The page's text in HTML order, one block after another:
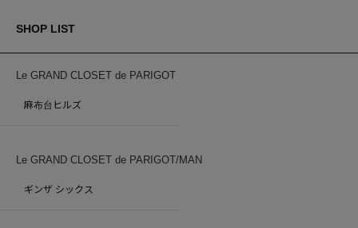
SHOP LIST
Le GRAND CLOSET de PARIGOT
麻布台ヒルズ
Le GRAND CLOSET de PARIGOT/MAN
ギンザ シックス